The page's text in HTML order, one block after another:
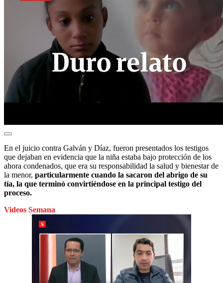
En el juicio contra Galván y Díaz, fueron presentados los testigos
que dejaban en evidencia que la niña estaba bajo protección de los
ahora condenados, que era su responsabilidad la salud y bienestar de
la menor, particularmente cuando la sacaron del abrigo de su
tía, la que terminó convirtiéndose en la principal testigo del
proceso.
Videos Semana